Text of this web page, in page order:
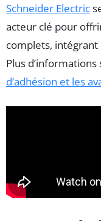
Schneider Electric
acteur clé pour
complets,
Plus
d’adhésion et les